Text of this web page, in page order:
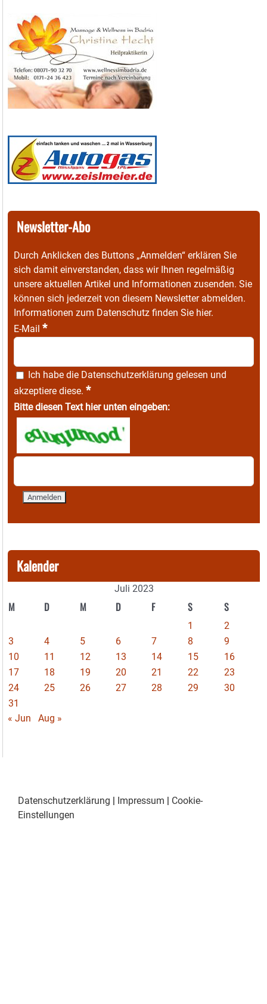
Newsletter-Abo
Durch Anklicken des Buttons „Anmelden“ erklären Sie
sich damit einverstanden, dass wir Ihnen regelmäßig
unsere aktuellen Artikel und Informationen zusenden. Sie
können sich jederzeit von diesem Newsletter abmelden.
Informationen zum Datenschutz finden Sie hier.
E-Mail *
Ich habe die Datenschutzerklärung gelesen und
akzeptiere diese. *
Bitte diesen Text hier unten eingeben:
Kalender
Juli 2023
M D M D F S S
1
2
3
4 5 6 7 8
9
10
11 12 13 14 15
16
17
18 19 20 21 22
23
24
25 26 27 28 29
30
31
« Jun
Aug »
Datenschutzerklärung Impressum
Cookie-
Einstellungen